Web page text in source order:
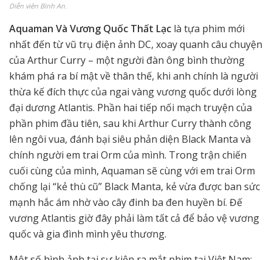
Diễn viên Bình An.
Aquaman Và Vương Quốc Thất Lạc là tựa phim mới
nhất đến từ vũ trụ điện ảnh DC, xoay quanh câu chuyện
của Arthur Curry – một người đàn ông bình thường
khám phá ra bí mật về thân thế, khi anh chính là người
thừa kế đích thực của ngai vàng vương quốc dưới lòng
đại dương Atlantis. Phần hai tiếp nối mạch truyện của
phần phim đầu tiên, sau khi Arthur Curry thành công
lên ngôi vua, đánh bại siêu phản diện Black Manta và
chính người em trai Orm của mình. Trong trận chiến
cuối cùng của mình, Aquaman sẽ cùng với em trai Orm
chống lại “kẻ thù cũ” Black Manta, kẻ vừa được ban sức
mạnh hắc ám nhờ vào cây đinh ba đen huyền bí. Đế
vương Atlantis giờ đây phải làm tất cả để bảo vệ vương
quốc và gia đình mình yêu thương.